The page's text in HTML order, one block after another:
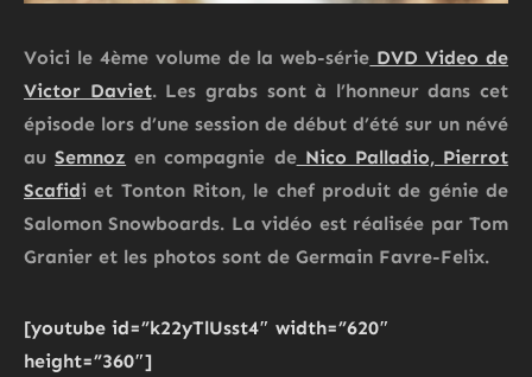
Voici le 4ème volume de la web-série DVD Video de
Victor Daviet. Les grabs sont à l’honneur dans cet
épisode lors d’une session de début d’été sur un névé
auSemnoz en compagnie deNico Palladio, Pierrot
Scafidi et Tonton Riton, le chef produit de génie de
Salomon Snowboards. La vidéo est réalisée par Tom
Granier et les photos sont de Germain Favre-Felix.
[youtube id=”k22yTlUsst4″ width=”620″
height=”360″]